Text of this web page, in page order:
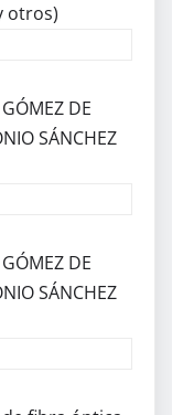
otros)
DE
SÁNCHEZ
DE
SÁNCHEZ